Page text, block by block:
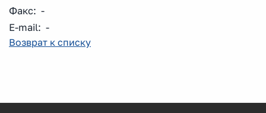
Факс: -
E-mail: -
Возврат к списку